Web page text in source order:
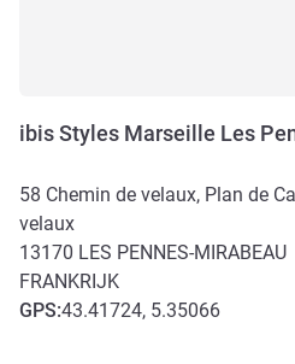
ibis Styles Marseille Les
58 Chemin de velaux, Plan de
velaux
13170 LES PENNES-MIRABEAU
FRANKRIJK
GPS:43.41724, 5.35066